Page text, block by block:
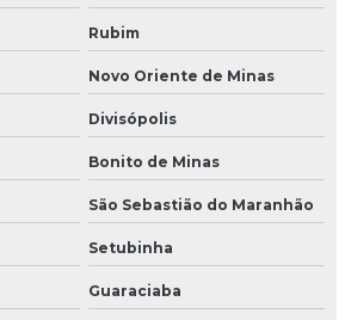
Rubim
Novo Oriente de Minas
Divisópolis
Bonito de Minas
São Sebastião do Maranhão
Setubinha
Guaraciaba